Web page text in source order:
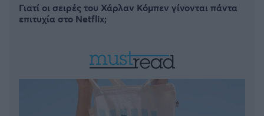
Γιατί οι σειρές του Χάρλαν Κόμπεν γίνονται πάντα
επιτυχία στο Netflix;